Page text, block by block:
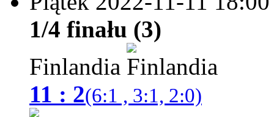
1/4 finału (3)
Finlandia
11 : 2(6:1 , 3:1, 2:0)